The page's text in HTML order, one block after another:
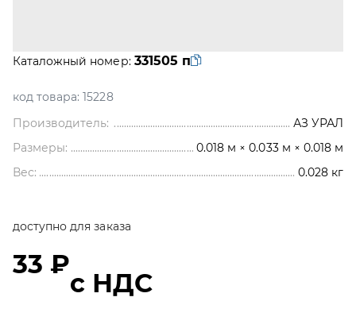
Каталожный номер: 331505 п
код товара: 15228
Производитель:
АЗ УРАЛ
Размеры:
0.018 м × 0.033 м × 0.018 м
Вес:
0.028 кг
доступно для заказа
33 ₽
с НДС